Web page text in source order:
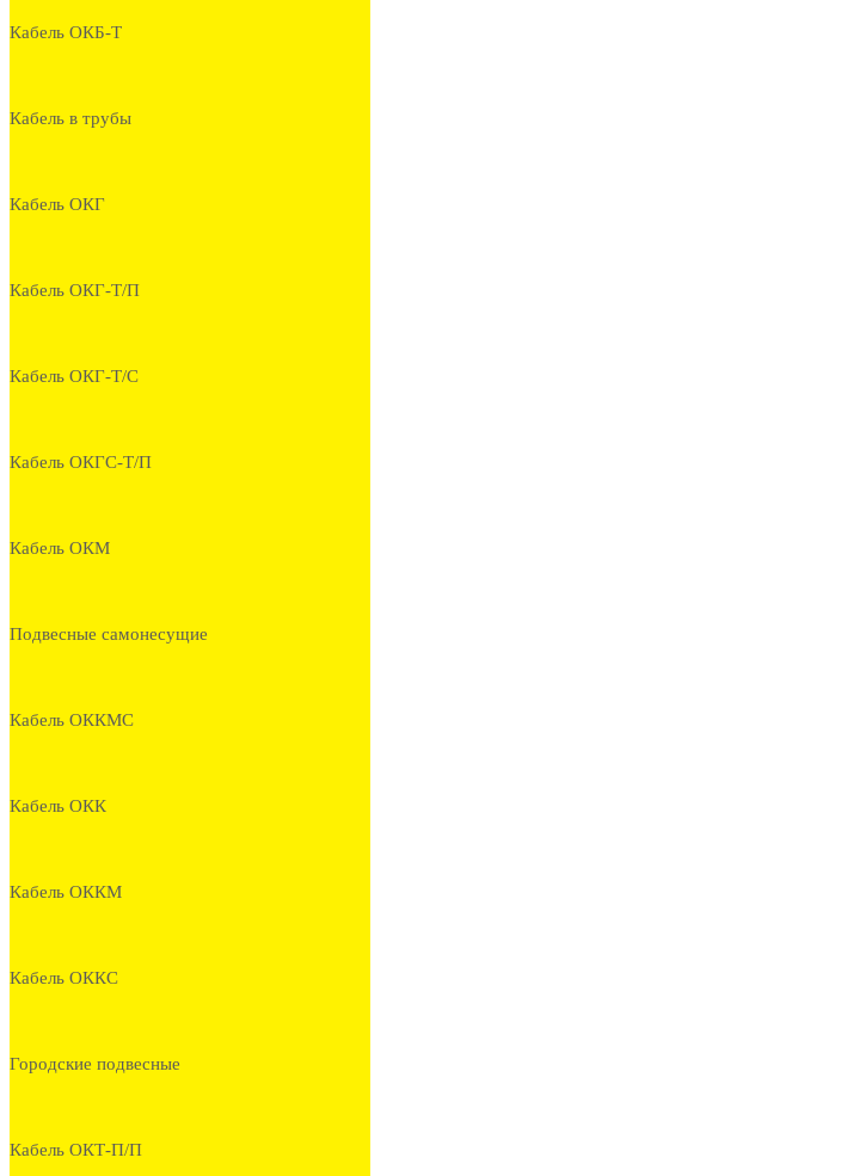
Кабель ОКБ-Т
Кабель в трубы
Кабель ОКГ
Кабель ОКГ-Т/П
Кабель ОКГ-Т/С
Кабель ОКГС-Т/П
Кабель ОКМ
Подвесные самонесущие
Кабель ОККМС
Кабель ОКК
Кабель ОККМ
Кабель ОККС
Городские подвесные
Кабель ОКТ-П/П